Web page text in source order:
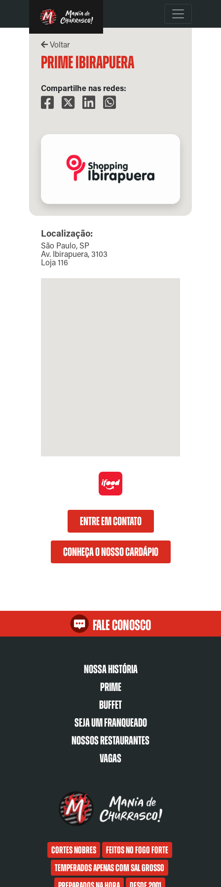
Voltar
Prime Ibirapuera
Compartilhe nas redes:
Localização:
São Paulo, SP
Av. Ibirapuera, 3103
Loja 116
ENTRE EM CONTATO
CONHEÇA O NOSSO CARDÁPIO
Fale Conosco
Nossa História
Prime
Buffet
Seja um franqueado
Nossos restaurantes
Vagas
Cortes nobres
Feitos no fogo forte
Temperados apenas com sal grosso